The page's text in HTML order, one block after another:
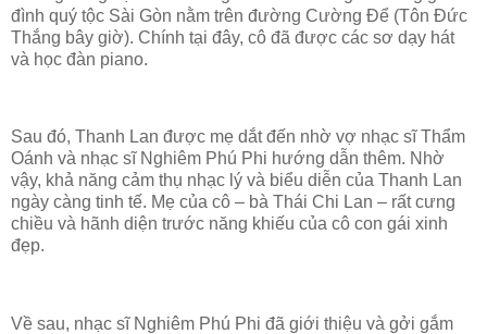
đình quý tộc Sài Gòn nằm trên đường Cường Để (Tôn Đức
Thắng bây giờ). Chính tại đây, cô đã được các sơ dạy hát
và học đàn piano.
Sau đó, Thanh Lan được mẹ dắt đến nhờ vợ nhạc sĩ Thẩm
Oánh và nhạc sĩ Nghiêm Phú Phi hướng dẫn thêm. Nhờ
vậy, khả năng cảm thụ nhạc lý và biểu diễn của Thanh Lan
ngày càng tinh tế. Mẹ của cô – bà Thái Chi Lan – rất cưng
chiều và hãnh diện trước năng khiếu của cô con gái xinh
đẹp.
Về sau, nhạc sĩ Nghiêm Phú Phi đã giới thiệu và gởi gắm